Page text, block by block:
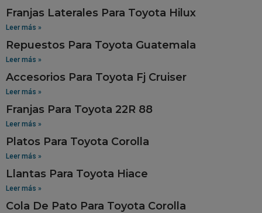
Franjas Laterales Para Toyota Hilux
Leer más »
Repuestos Para Toyota Guatemala
Leer más »
Accesorios Para Toyota Fj Cruiser
Leer más »
Franjas Para Toyota 22R 88
Leer más »
Platos Para Toyota Corolla
Leer más »
Llantas Para Toyota Hiace
Leer más »
Cola De Pato Para Toyota Corolla